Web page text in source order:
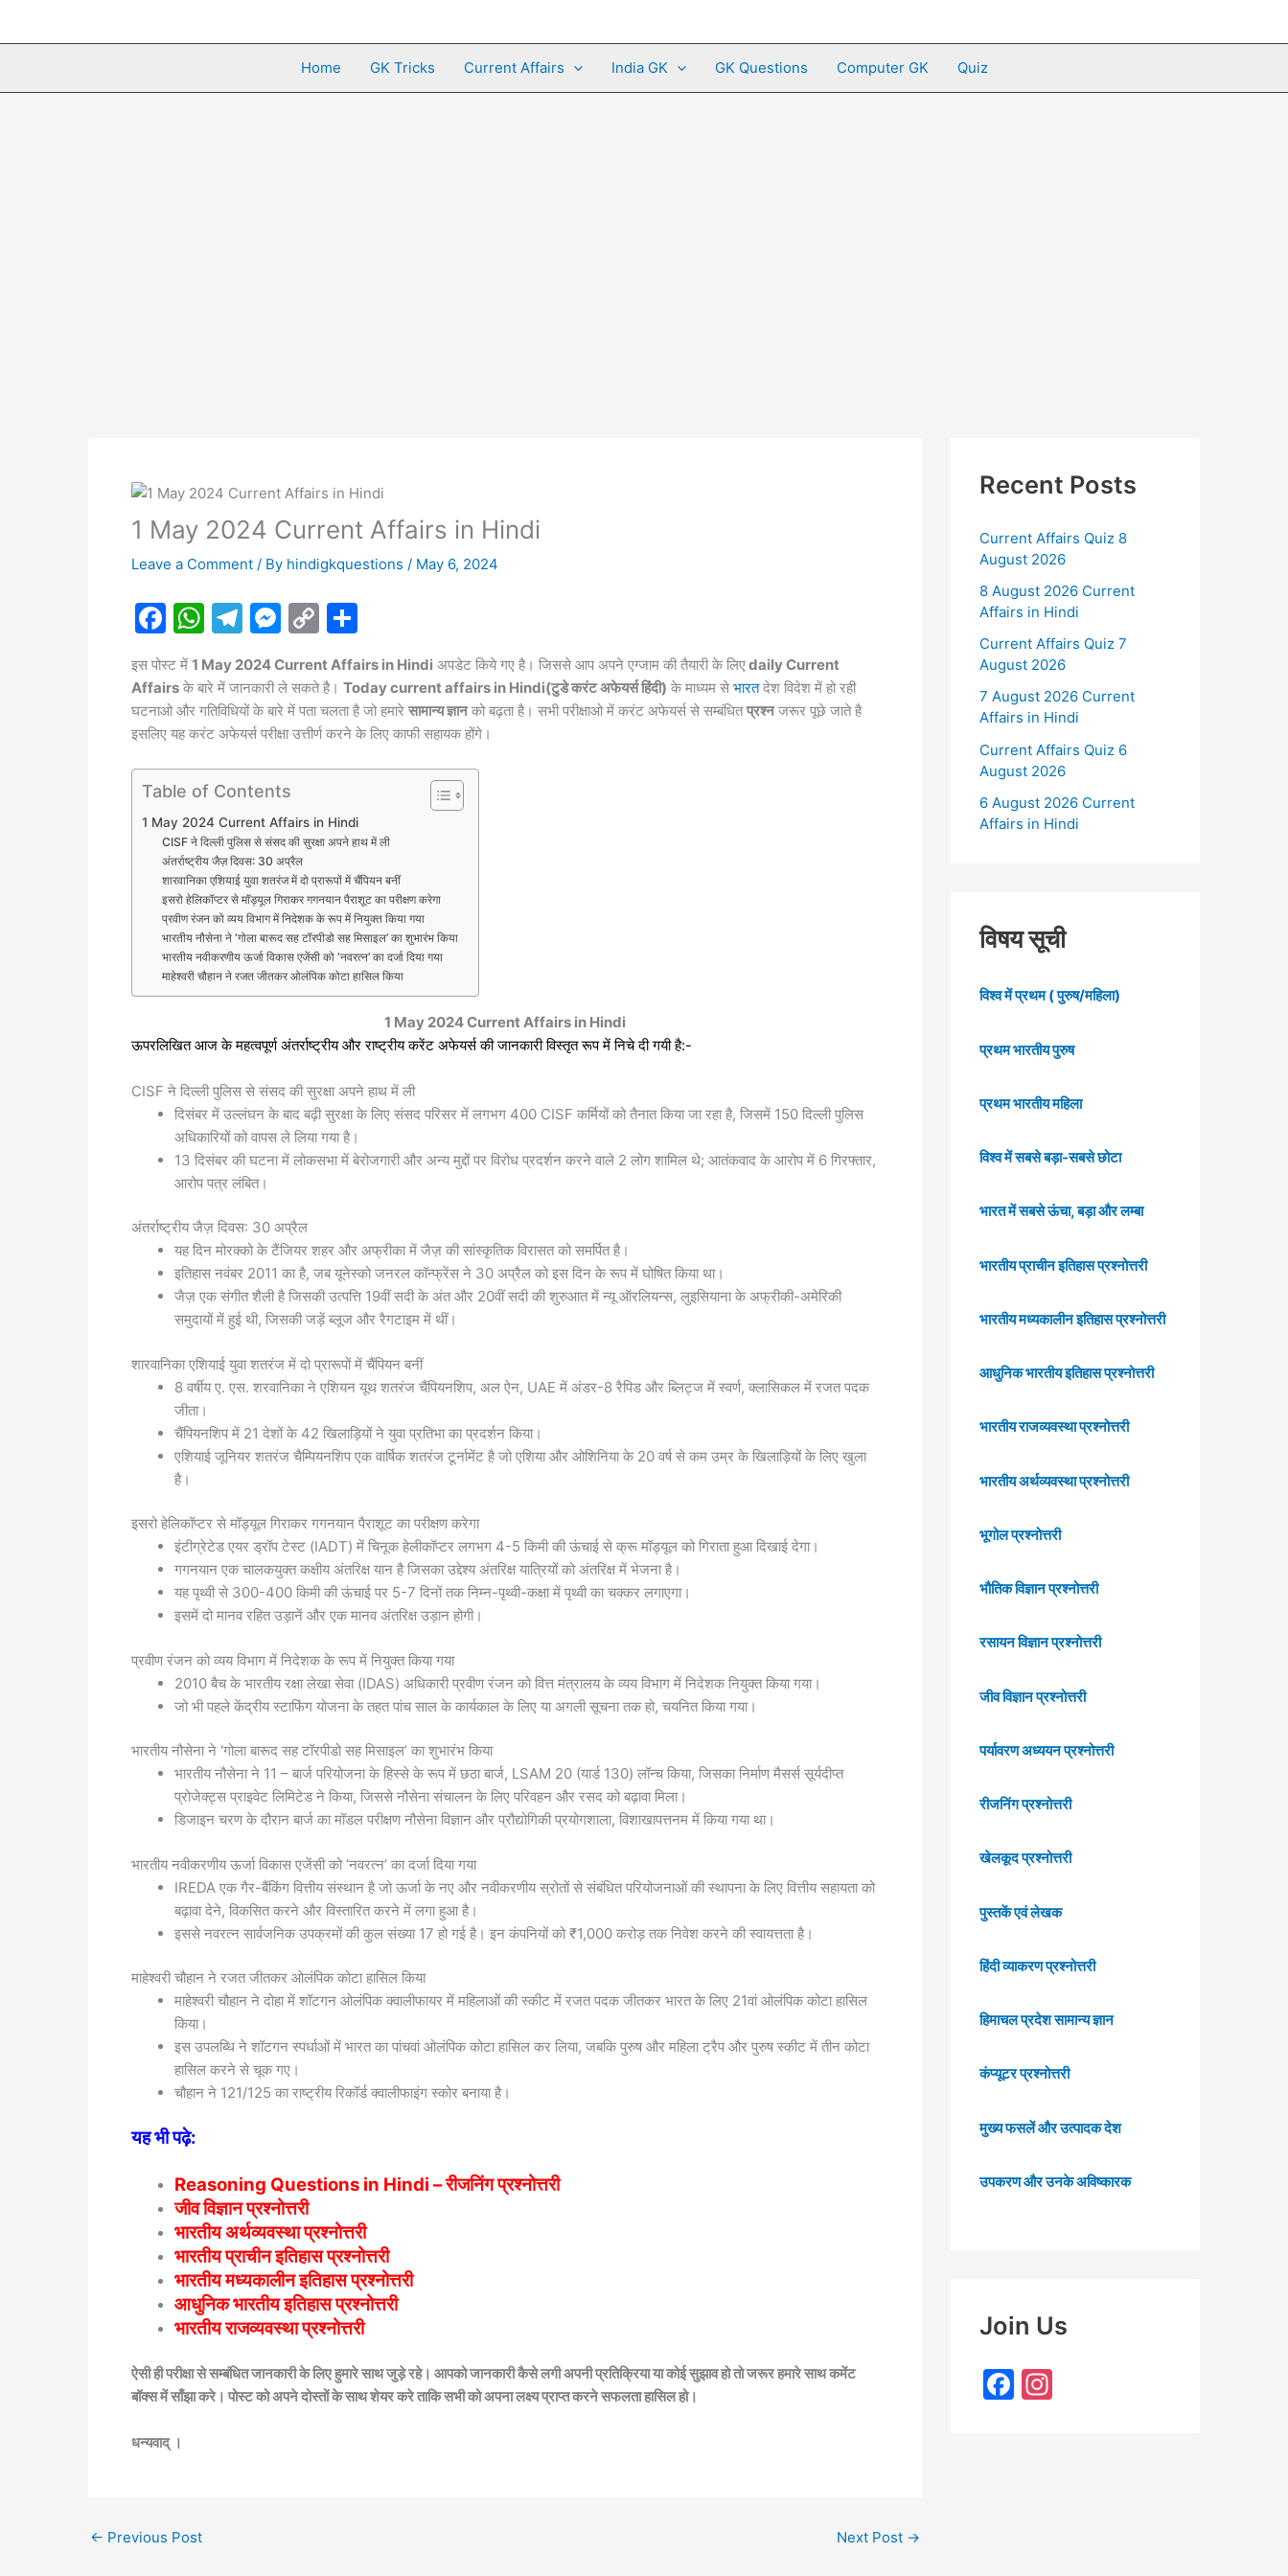
Home GK Tricks Current Affairs India GK GK Questions Computer GK Quiz
1 May 2024 Current Affairs in Hindi
Leave a Comment / By hindigkquestions / May 6, 2024
F
a
c
e
b
o
o
k
W
at
s
A
p
p
T
e
gr
a
m
M
s
s
e
n
g
er
C
p
y
Li
n
h
ar
e
इस पोस्ट में 1 May 2024 Current Affairs in Hindi अपडेट किये गए है। जिससे आप अपने एग्जाम की तैयारी के लिएdaily Current
Affairs के बारे में जानकारी ले सकते है। Today current affairs in Hindi(टुडे करंट अफेयर्स हिंदी) के माध्यम से भारतदेश विदेश में हो रही
घटनाओ और गतिविधियों के बारे में पता चलता है जो हमारे सामान्य ज्ञानको बढ़ता है। सभी परीक्षाओ में करंट अफेयर्स से सम्बंधितप्रश्नजरूर पूछे जाते है
इसलिए यह करंट अफेयर्स परीक्षा उत्तीर्ण करने के लिए काफी सहायक होंगे।
Table of Contents
1 May 2024 Current Affairs in Hindi
CISF ने दिल्ली पुलिस से संसद की सुरक्षा अपने हाथ में ली
अंतर्राष्ट्रीय जैज़ दिवस: 30 अप्रैल
शारवानिका एशियाई युवा शतरंज में दो प्रारूपों में चैंपियन बनीं
इसरो हेलिकॉप्टर से मॉड्यूल गिराकर गगनयान पैराशूट का परीक्षण करेगा
प्रवीण रंजन को व्यय विभाग में निदेशक के रूप में नियुक्त किया गया
भारतीय नौसेना ने ‘गोला बारूद सह टॉरपीडो सह मिसाइल’ का शुभारंभ किया
भारतीय नवीकरणीय ऊर्जा विकास एजेंसी को ‘नवरत्न’ का दर्जा दिया गया
माहेश्वरी चौहान ने रजत जीतकर ओलंपिक कोटा हासिल किया
1 May 2024Current Affairs in Hindi
ऊपरलिखित आज के महत्वपूर्ण अंतर्राष्ट्रीय और राष्ट्रीय करेंट अफेयर्स की जानकारी विस्तृत रूप में निचे दी गयी है:-
CISF ने दिल्ली पुलिस से संसद की सुरक्षा अपने हाथ में ली
दिसंबर में उल्लंघन के बाद बढ़ी सुरक्षा के लिए संसद परिसर में लगभग 400 CISF कर्मियों को तैनात किया जा रहा है, जिसमें 150 दिल्ली पुलिस
अधिकारियों को वापस ले लिया गया है।
13 दिसंबर की घटना में लोकसभा में बेरोजगारी और अन्य मुद्दों पर विरोध प्रदर्शन करने वाले 2 लोग शामिल थे; आतंकवाद के आरोप में 6 गिरफ्तार,
आरोप पत्र लंबित।
अंतर्राष्ट्रीय जैज़ दिवस: 30 अप्रैल
यह दिन मोरक्को के टैंजियर शहर और अफ्रीका में जैज़ की सांस्कृतिक विरासत को समर्पित है।
इतिहास नवंबर 2011 का है, जब यूनेस्को जनरल कॉन्फ्रेंस ने 30 अप्रैल को इस दिन के रूप में घोषित किया था।
जैज़ एक संगीत शैली है जिसकी उत्पत्ति 19वीं सदी के अंत और 20वीं सदी की शुरुआत में न्यू ऑरलियन्स, लुइसियाना के अफ्रीकी-अमेरिकी
समुदायों में हुई थी, जिसकी जड़ें ब्लूज और रैगटाइम में थीं।
शारवानिका एशियाई युवा शतरंज में दो प्रारूपों में चैंपियन बनीं
8 वर्षीय ए. एस. शरवानिका ने एशियन यूथ शतरंज चैंपियनशिप, अल ऐन, UAE में अंडर-8 रैपिड और ब्लिट्ज में स्वर्ण, क्लासिकल में रजत पदक
जीता।
चैंपियनशिप में 21 देशों के 42 खिलाड़ियों ने युवा प्रतिभा का प्रदर्शन किया।
एशियाई जूनियर शतरंज चैम्पियनशिप एक वार्षिक शतरंज टूर्नामेंट है जो एशिया और ओशिनिया के 20 वर्ष से कम उम्र के खिलाड़ियों के लिए खुला
है।
इसरो हेलिकॉप्टर से मॉड्यूल गिराकर गगनयान पैराशूट का परीक्षण करेगा
इंटीग्रेटेड एयर ड्रॉप टेस्ट (IADT) में चिनूक हेलीकॉप्टर लगभग 4-5 किमी की ऊंचाई से क्रू मॉड्यूल को गिराता हुआ दिखाई देगा।
गगनयान एक चालकयुक्त कक्षीय अंतरिक्ष यान है जिसका उद्देश्य अंतरिक्ष यात्रियों को अंतरिक्ष में भेजना है।
यह पृथ्वी से 300-400 किमी की ऊंचाई पर 5-7 दिनों तक निम्न-पृथ्वी-कक्षा में पृथ्वी का चक्कर लगाएगा।
इसमें दो मानव रहित उड़ानें और एक मानव अंतरिक्ष उड़ान होगी।
प्रवीण रंजन को व्यय विभाग में निदेशक के रूप में नियुक्त किया गया
2010 बैच के भारतीय रक्षा लेखा सेवा (IDAS) अधिकारी प्रवीण रंजन को वित्त मंत्रालय के व्यय विभाग में निदेशक नियुक्त किया गया।
जो भी पहले केंद्रीय स्टाफिंग योजना के तहत पांच साल के कार्यकाल के लिए या अगली सूचना तक हो, चयनित किया गया।
भारतीय नौसेना ने ‘गोला बारूद सह टॉरपीडो सह मिसाइल’ का शुभारंभ किया
भारतीय नौसेना ने 11 – बार्ज परियोजना के हिस्से के रूप में छठा बार्ज, LSAM 20 (यार्ड 130) लॉन्च किया, जिसका निर्माण मैसर्स सूर्यदीप्त
प्रोजेक्ट्स प्राइवेट लिमिटेड ने किया, जिससे नौसेना संचालन के लिए परिवहन और रसद को बढ़ावा मिला।
डिजाइन चरण के दौरान बार्ज का मॉडल परीक्षण नौसेना विज्ञान और प्रौद्योगिकी प्रयोगशाला, विशाखापत्तनम में किया गया था।
भारतीय नवीकरणीय ऊर्जा विकास एजेंसी को ‘नवरत्न’ का दर्जा दिया गया
IREDA एक गैर-बैंकिंग वित्तीय संस्थान है जो ऊर्जा के नए और नवीकरणीय स्रोतों से संबंधित परियोजनाओं की स्थापना के लिए वित्तीय सहायता को
बढ़ावा देने, विकसित करने और विस्तारित करने में लगा हुआ है।
इससे नवरत्न सार्वजनिक उपक्रमों की कुल संख्या 17 हो गई है। इन कंपनियों को ₹1,000 करोड़ तक निवेश करने की स्वायत्तता है।
माहेश्वरी चौहान ने रजत जीतकर ओलंपिक कोटा हासिल किया
माहेश्वरी चौहान ने दोहा में शॉटगन ओलंपिक क्वालीफायर में महिलाओं की स्कीट में रजत पदक जीतकर भारत के लिए 21वां ओलंपिक कोटा हासिल
किया।
इस उपलब्धि ने शॉटगन स्पर्धाओं में भारत का पांचवां ओलंपिक कोटा हासिल कर लिया, जबकि पुरुष और महिला ट्रैप और पुरुष स्कीट में तीन कोटा
हासिल करने से चूक गए।
चौहान ने 121/125 का राष्ट्रीय रिकॉर्ड क्वालीफाइंग स्कोर बनाया है।
यह भी पढ़े:
Reasoning Questions in Hindi – रीजनिंग प्रश्नोत्तरी
जीव विज्ञान प्रश्नोत्तरी
भारतीय अर्थव्यवस्था प्रश्नोत्तरी
भारतीय प्राचीन इतिहास प्रश्नोत्तरी
भारतीय मध्यकालीन इतिहास प्रश्नोत्तरी
आधुनिक भारतीय इतिहास प्रश्नोत्तरी
भारतीय राजव्यवस्था प्रश्नोत्तरी
ऐसी ही परीक्षा से सम्बंधित जानकारी के लिए हुमारे साथ जुड़े रहे। आपको जानकारी कैसे लगी अपनी प्रतिक्रिया या कोई सुझाव हो तो जरूर हमारे साथ कमेंट
बॉक्स में साँझा करे। पोस्ट को अपने दोस्तों के साथ शेयर करे ताकि सभी को अपना लक्ष्य प्राप्त करने सफलता हासिल हो।
धन्यवाद् ।
← Previous Post Next Post →
Recent Posts
Current Affairs Quiz 8
August 2026
8 August 2026 Current
Affairs in Hindi
Current Affairs Quiz 7
August 2026
7 August 2026 Current
Affairs in Hindi
Current Affairs Quiz 6
August 2026
6 August 2026 Current
Affairs in Hindi
विषय सूची
विश्व में प्रथम ( पुरुष/महिला)
प्रथम भारतीय पुरुष
प्रथम भारतीय महिला
विश्व में सबसे बड़ा-सबसे छोटा
भारत में सबसे ऊंचा, बड़ा और लम्बा
भारतीय प्राचीन इतिहास प्रश्नोत्तरी
भारतीय मध्यकालीन इतिहास प्रश्नोत्तरी
आधुनिक भारतीय इतिहास प्रश्नोत्तरी
भारतीय राजव्यवस्था प्रश्नोत्तरी
भारतीय अर्थव्यवस्था प्रश्नोत्तरी
भूगोल प्रश्नोत्तरी
भौतिक विज्ञान प्रश्नोत्तरी
रसायन विज्ञान प्रश्नोत्तरी
जीव विज्ञान प्रश्नोत्तरी
पर्यावरण अध्ययन प्रश्नोत्तरी
रीजनिंग प्रश्नोत्तरी
खेलकूद प्रश्नोत्तरी
पुस्तकें एवं लेखक
हिंदी व्याकरण प्रश्नोत्तरी
हिमाचल प्रदेश सामान्य ज्ञान
कंप्यूटर प्रश्नोत्तरी
मुख्य फसलें और उत्पादक देश
उपकरण और उनके अविष्कारक
Join Us
F